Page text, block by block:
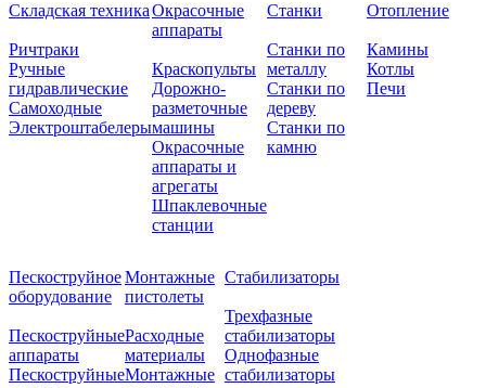
Складская техника
Ричтраки
Ручные
гидравлические
Самоходные
Электроштабелеры
Окрасочные
аппараты
Краскопульты
Дорожно-
разметочные
машины
Окрасочные
аппараты и
агрегаты
Шпаклевочные
станции
Станки
Станки по
металлу
Станки по
дереву
Станки по
камню
Отопление
Камины
Котлы
Печи
Пескоструйное
оборудование
Пескоструйные
аппараты
Пескоструйные
Монтажные
пистолеты
Расходные
материалы
Монтажные
Стабилизаторы
Трехфазные
стабилизаторы
Однофазные
стабилизаторы